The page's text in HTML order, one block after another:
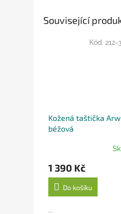
Související
Kožená taštička
béžová
1 390 Kč
Do košíku
...
Kód: 212-